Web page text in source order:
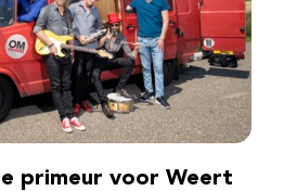
primeur voor Weert